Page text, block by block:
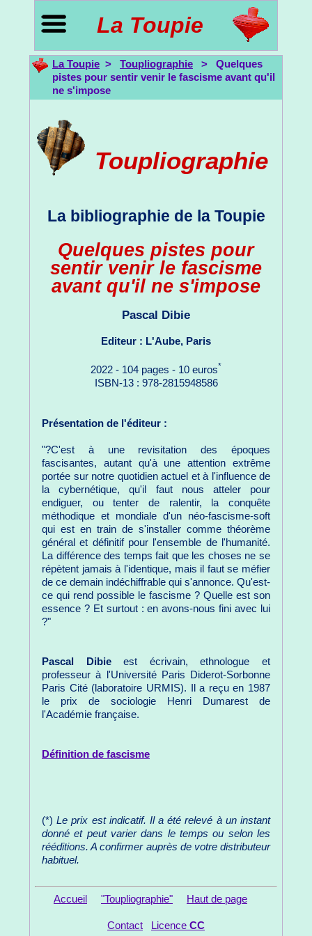
La Toupie
La Toupie > Toupliographie > Quelques
pistes pour sentir venir le fascisme avant qu'il
ne s'impose
Toupliographie
La bibliographie de la Toupie
Quelques pistes pour
sentir venir le fascisme
avant qu'il ne s'impose
Pascal Dibie
Editeur : L'Aube, Paris
2022 - 104 pages - 10 euros*
ISBN-13 : 978-2815948586
Présentation de l'éditeur :
"?C'est à une revisitation des époques
fascisantes, autant qu'à une attention extrême
portée sur notre quotidien actuel et à l'influence de
la cybernétique, qu'il faut nous atteler pour
endiguer, ou tenter de ralentir, la conquête
méthodique et mondiale d'un néo-fascisme-soft
qui est en train de s'installer comme théorème
général et définitif pour l'ensemble de l'humanité.
La différence des temps fait que les choses ne se
répètent jamais à l'identique, mais il faut se méfier
de ce demain indéchiffrable qui s'annonce. Qu'est-
ce qui rend possible le fascisme ? Quelle est son
essence ? Et surtout : en avons-nous fini avec lui
?"
Pascal Dibieest écrivain, ethnologue et
professeur à l'Université Paris Diderot-Sorbonne
Paris Cité (laboratoire URMIS). Il a reçu en 1987
le prix de sociologie Henri Dumarest de
l'Académie française.
Définition de fascisme
(*)Le prix est indicatif. Il a été relevé à un instant
donné et peut varier dans le temps ou selon les
rééditions. A confirmer auprès de votre distributeur
habituel.
Accueil "Toupliographie" Haut de page
Contact Licence CC